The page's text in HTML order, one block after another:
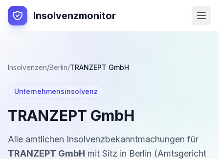
Insolvenzmonitor
Insolvenzen/Berlin/TRANZEPT GmbH
Unternehmensinsolvenz
TRANZEPT GmbH
Alle amtlichen Insolvenzbekanntmachungen für
TRANZEPT GmbH mit Sitz in Berlin (Amtsgericht